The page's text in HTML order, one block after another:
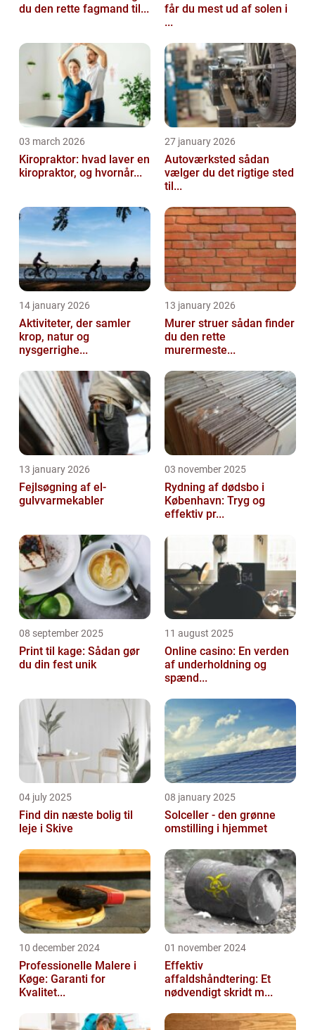
du den rette fagmand til...
får du mest ud af solen i
...
03 march 2026
Kiropraktor: hvad laver en
kiropraktor, og hvornår...
27 january 2026
Autoværksted sådan
vælger du det rigtige sted
til...
14 january 2026
Aktiviteter, der samler
krop, natur og
nysgerrighe...
13 january 2026
Murer struer sådan finder
du den rette
murermeste...
13 january 2026
Fejlsøgning af el-
gulvvarmekabler
03 november 2025
Rydning af dødsbo i
København: Tryg og
effektiv pr...
08 september 2025
Print til kage: Sådan gør
du din fest unik
11 august 2025
Online casino: En verden
af underholdning og
spænd...
04 july 2025
Find din næste bolig til
leje i Skive
08 january 2025
Solceller - den grønne
omstilling i hjemmet
10 december 2024
Professionelle Malere i
Køge: Garanti for
Kvalitet...
01 november 2024
Effektiv
affaldshåndtering: Et
nødvendigt skridt m...